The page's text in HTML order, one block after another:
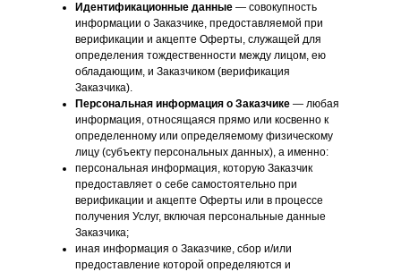
Идентификационные данные — совокупность
информации о Заказчике, предоставляемой при
верификации и акцепте Оферты, служащей для
определения тождественности между лицом, ею
обладающим, и Заказчиком (верификация
Заказчика).
Персональная информация о Заказчике — любая
информация, относящаяся прямо или косвенно к
определенному или определяемому физическому
лицу (субъекту персональных данных), а именно:
персональная информация, которую Заказчик
предоставляет о себе самостоятельно при
верификации и акцепте Оферты или в процессе
получения Услуг, включая персональные данные
Заказчика;
иная информация о Заказчике, сбор и/или
предоставление которой определяются и